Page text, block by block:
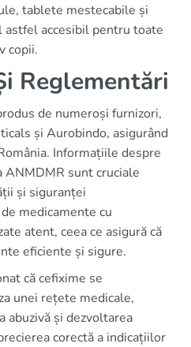
tablete mestecabile și
astfel accesibil pentru toate
copii.
Reglementări
de numeroși furnizori,
și Aurobindo, asigurând
Informațiile despre
sunt cruciale
și siguranței
medicamente cu
atent, ceea ce asigură că
eficiente și sigure.
că cefixime se
unei rețete medicale,
abuzivă și dezvoltarea
corectă a indicațiilor